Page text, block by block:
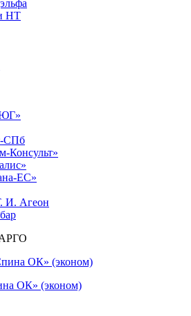
НТ
СПб
ЕС»
И. Агеон
ОК» (эконом)